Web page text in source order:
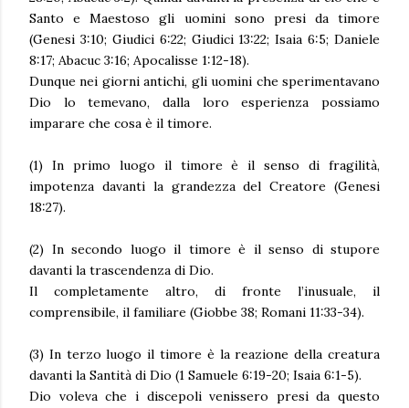
Santo e Maestoso gli uomini sono presi da timore
(Genesi 3:10; Giudici 6:22; Giudici 13:22; Isaia 6:5; Daniele
8:17; Abacuc 3:16; Apocalisse 1:12-18).
Dunque nei giorni antichi, gli uomini che sperimentavano
Dio lo temevano, dalla loro esperienza possiamo
imparare che cosa è il timore.
(1) In primo luogo il timore è il senso di fragilità,
impotenza davanti la grandezza del Creatore (Genesi
18:27).
(2) In secondo luogo il timore è il senso di stupore
davanti la trascendenza di Dio.
Il completamente altro, di fronte l’inusuale, il
comprensibile, il familiare (Giobbe 38; Romani 11:33-34).
(3) In terzo luogo il timore è la reazione della creatura
davanti la Santità di Dio (1 Samuele 6:19-20; Isaia 6:1-5).
Dio voleva che i discepoli venissero presi da questo